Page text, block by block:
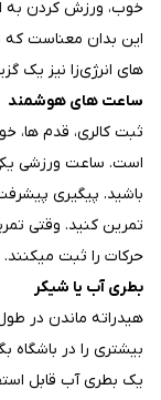
خوب، ورزش کردن به
این بدان معناست که
های انرژی‌زا نیز یک
ساعت های هوشمند
ثبت کالری، قدم ها،
است. ساعت ورزشی
باشید. پیگیری
تمرین کنید. وقتی
حرکات را ثبت میکنند.
بطری آب یا شیکر
هیدراته ماندن در
بیشتری را در باشگاه
یک بطری آب قابل